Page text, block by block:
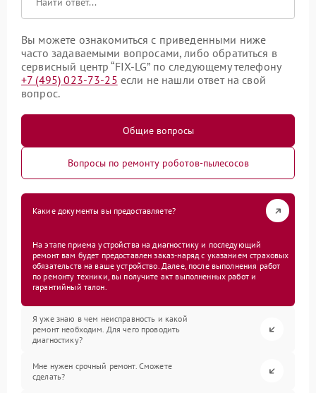
Вы можете ознакомиться с приведенными ниже
часто задаваемыми вопросами, либо обратиться в
сервисный центр “FIX-LG” по следующему телефону
+7 (495) 023-73-25 если не нашли ответ на свой
вопрос.
Общие вопросы
Вопросы по ремонту роботов-пылесосов
Какие документы вы предоставляете?
На этапе приема устройства на диагностику и последующий
ремонт вам будет предоставлен заказ-наряд с указанием страховых
обязательств на ваше устройство. Далее, после выполнения работ
по ремонту техники, вы получите акт выполненных работ и
гарантийный талон.
Я уже знаю в чем неисправность и какой
ремонт необходим. Для чего проводить
диагностику?
Мне нужен срочный ремонт. Сможете
сделать?